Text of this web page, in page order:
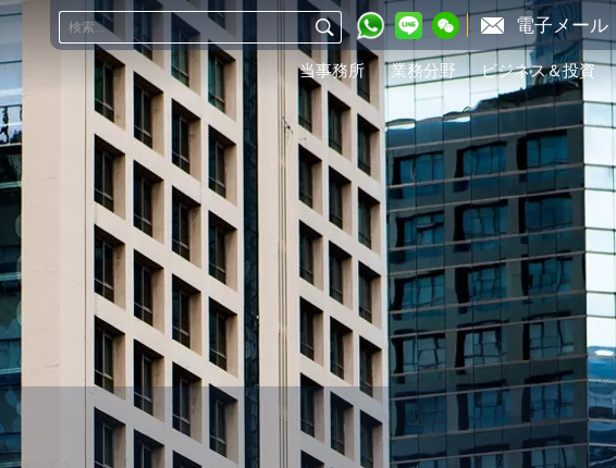
電子メール
当事務所 業務分野 ビジネス＆投資